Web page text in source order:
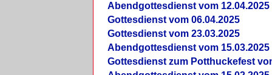
Abendgottesdienst vom 12.04.2025
Gottesdienst vom 06.04.2025
Gottesdienst vom 23.03.2025
Abendgottesdienst vom 15.03.2025
Gottesdienst zum Potthuckefest